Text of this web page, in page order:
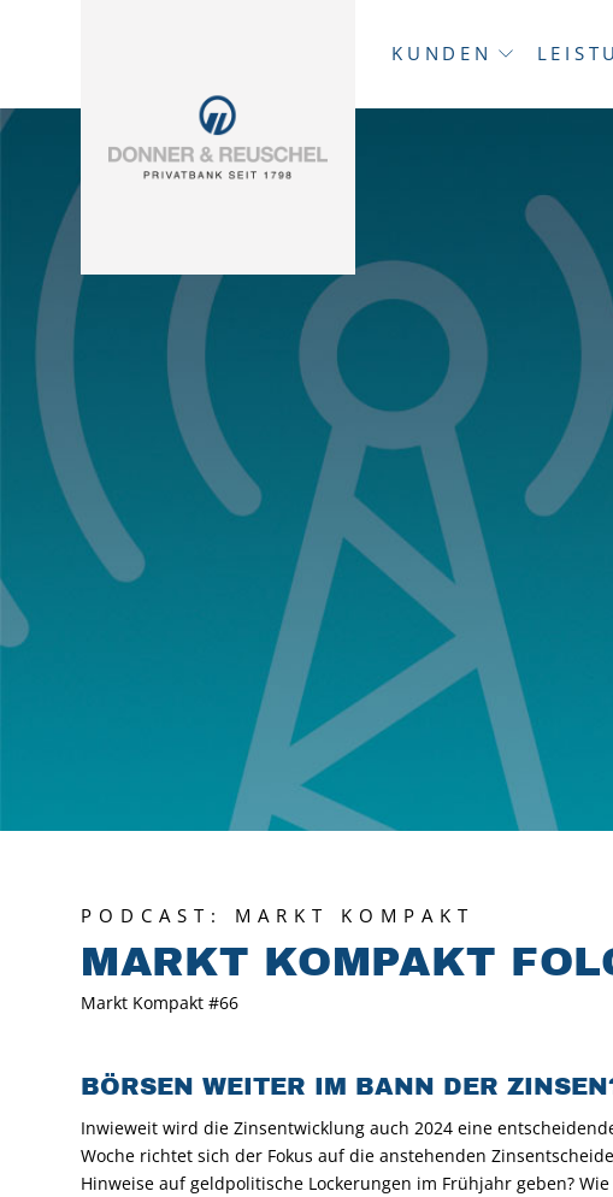
KUNDEN
PODCAST: MARKT KOMPAKT
MARKT KOMPAKT
Markt Kompakt #66
BÖRSEN WEITER IM BANN DER
Inwieweit wird die Zinsentwicklung auch 2024 eine
Woche richtet sich der Fokus auf die anstehenden
Hinweise auf geldpolitische Lockerungen im Frühjahr geben?